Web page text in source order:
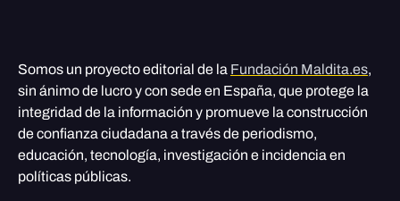
Somos un proyecto editorial de la Fundación Maldita.es,
sin ánimo de lucro y con sede en España, que protege la
integridad de la información y promueve la construcción
de confianza ciudadana a través de periodismo,
educación, tecnología, investigación e incidencia en
políticas públicas.